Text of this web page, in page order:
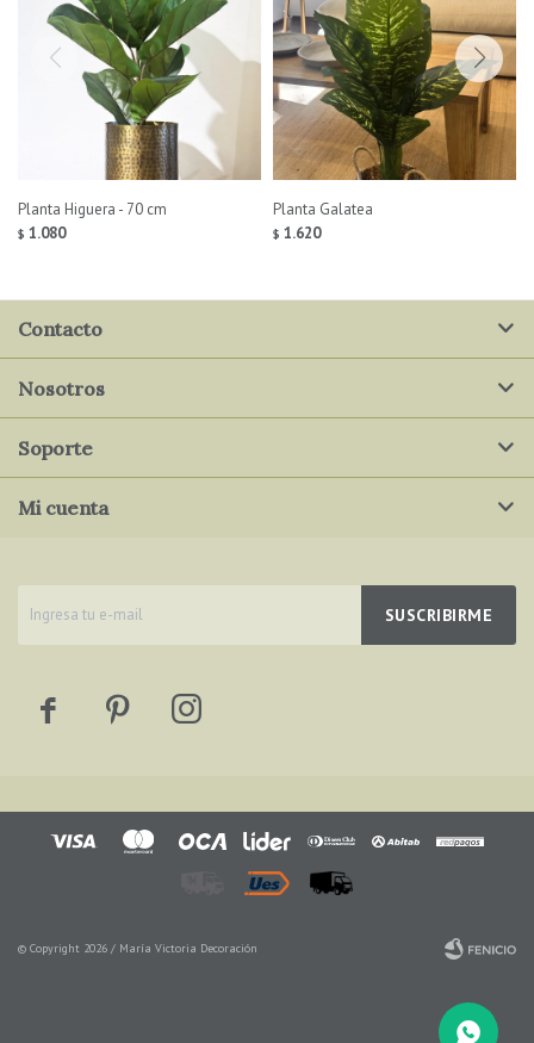
Planta Higuera - 70 cm
$ 1.080
Planta Galatea
$ 1.620
SUSCRIBIRME
  
Contacto
Nosotros
Soporte
Mi cuenta
© Copyright 2026 / María Victoria Decoración